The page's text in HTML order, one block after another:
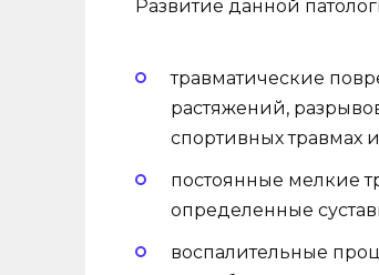
Развитие данной
травматические
растяжений,
спортивных травмах
постоянные мелкие
определенные
воспалительные